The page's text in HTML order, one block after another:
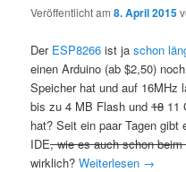
Veröffentlicht am8. April 2015
Der ESP8266 ist jaschon
einen Arduino (ab $2,50)
Speicher hat und auf 16MHz
bis zu 4 MB Flash und18 11
hat? Seit ein paar Tagen
IDE, wie es auch schon
wirklich?Weiterlesen →